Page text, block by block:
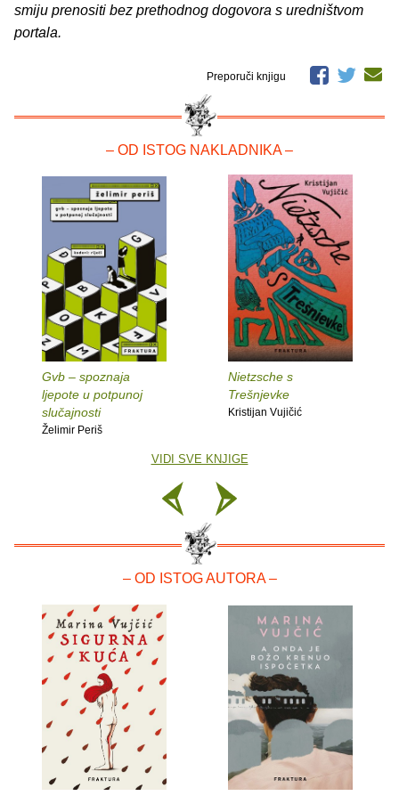
smiju prenositi bez prethodnog dogovora s uredništvom
portala.
Preporuči knjigu
– OD ISTOG NAKLADNIKA –
Gvb – spoznaja
ljepote u potpunoj
slučajnosti
Želimir Periš
Nietzsche s
Trešnjevke
Kristijan Vujičić
VIDI SVE KNJIGE
– OD ISTOG AUTORA –